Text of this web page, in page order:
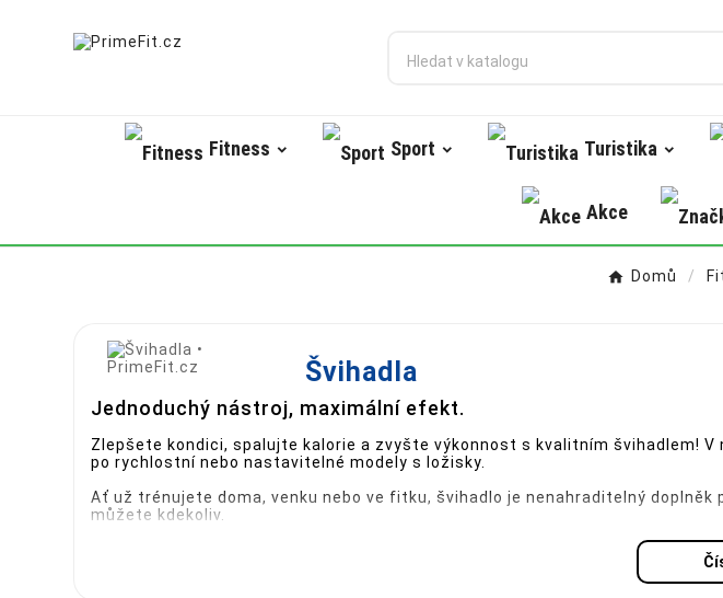
Fitness Sport Turistika
Akce
Domů
Švihadla
Jednoduchý nástroj, maximální efekt.
Zlepšete kondici, spalujte kalorie a zvyšte výkonnost s kvalitním švihadlem! V
po rychlostní nebo nastavitelné modely s ložisky.
Ať už trénujete doma, venku nebo ve fitku, švihadlo je nenahraditelný
můžete kdekoliv.